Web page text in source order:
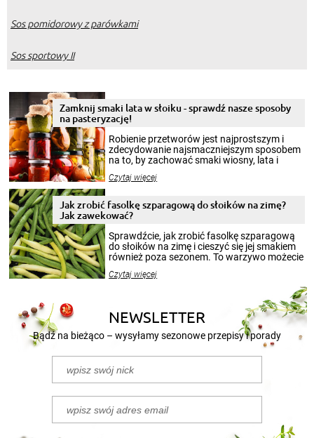
Sos pomidorowy z parówkami
Sos sportowy II
Zamknij smaki lata w słoiku - sprawdź nasze sposoby
na pasteryzację!
Robienie przetworów jest najprostszym i
zdecydowanie najsmaczniejszym sposobem
na to, by zachować smaki wiosny, lata i
krajobrazów, by cieszyć nimi oko w sezonie
pełni poczuć atmosferę cieplejszych
miesięcy. Przygotowanie słoików ze
patenty, które pozwolą zachować świeżość
przetworów.
Czytaj więcej
Jak zrobić fasolkę szparagową do słoików na zimę?
Jak zawekować?
Sprawdźcie, jak zrobić fasolkę szparagową
do słoików na zimę i cieszyć się jej smakiem
również poza sezonem. To warzywo możecie
nasze propozycje!
Czytaj więcej
NEWSLETTER
Bądź na bieżąco – wysyłamy sezonowe przepisy i porady